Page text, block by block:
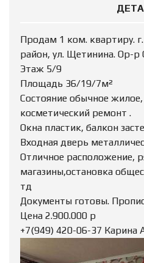
Продам 1 ком. квартиру.
район, ул. Щетинина. Ор-р
Этаж 5/9
Площадь 36/19/7м²
Состояние обычное жилое,
косметический ремонт .
Окна пластик, балкон
Входная дверь
Отличное расположение,
магазины,остановка
тд
Документы готовы.
Цена 2.900.000 р
+7(949) 420-06-37 Карина